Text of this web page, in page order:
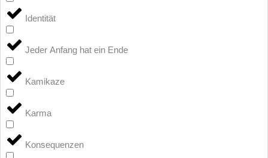
Identität
Jeder Anfang hat ein Ende
Kamikaze
Karma
Konsequenzen